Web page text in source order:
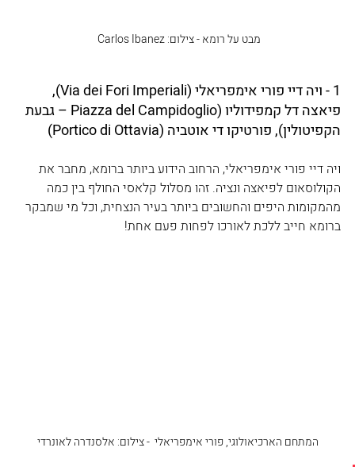
מבט על רומא - צילום: Carlos Ibanez
1 - ויה דיי פורי אימפריאלי (Via dei Fori Imperiali),
פיאצה דל קמפידוליו (Piazza del Campidoglio – גבעת
הקפיטולין), פורטיקו די אוטביה (Portico di Ottavia)
ויה דיי פורי אימפריאלי, הרחוב הידוע ביותר ברומא, מחבר את
הקולוסאום לפיאצה ונציה. זהו מסלול קלאסי החולף בין כמה
מהמקומות היפים והחשובים ביותר בעיר הנצחית, וכל מי שמבקר
ברומא חייב ללכת לאורכו לפחות פעם אחת!
המתחם הארכיאולוגי, פורי אימפריאלי ‏ - צילום: אלסנדרה לאונרדי